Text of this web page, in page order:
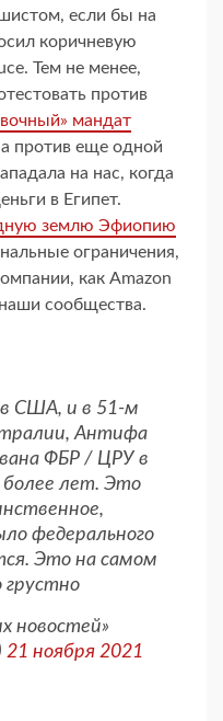
если бы на
коричневую
Тем не менее,
против
мандат
против еще одной
на нас, когда
в Египет.
землю Эфиопию
ограничения,
как Amazon
сообщества.
в США, и в 51-м
Антифа
ФБР / ЦРУ в
лет. Это
федерального
Это на самом
грустно
новостей»
21 ноября 2021